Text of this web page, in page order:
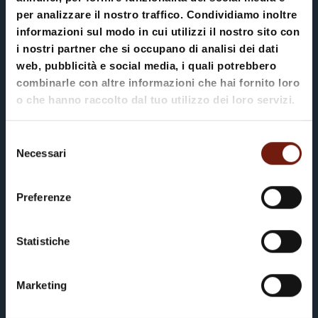
per analizzare il nostro traffico. Condividiamo inoltre
informazioni sul modo in cui utilizzi il nostro sito con
i nostri partner che si occupano di analisi dei dati
web, pubblicità e social media, i quali potrebbero
combinarle con altre informazioni che hai fornito loro
o che hanno raccolto dal tuo utilizzo dei loro servizi.
delNecessari
Preferenze
Statistiche
Marketing
Appartamento Ciasa
Teresa
Un rifugio autentico nel cuore di
dell'Hotel La Perla che si trova a due
passi dalla nostra Casa; in questo caso
nel trattamento è incluso un credito fino
(esclusi La Stüa de Michil e L'Murin).
con i relativi periodi di apertura:
La stüa de michil